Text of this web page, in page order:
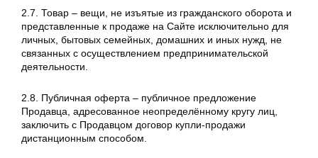
2.7. Товар – вещи, не изъятые из гражданского оборота и
представленные к продаже на Сайте исключительно для
личных, бытовых семейных, домашних и иных нужд, не
связанных с осуществлением предпринимательской
деятельности.
2.8. Публичная оферта – публичное предложение
Продавца, адресованное неопределённому кругу лиц,
заключить с Продавцом договор купли-продажи
дистанционным способом.